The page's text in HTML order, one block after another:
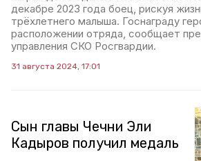
декабре 2023 года боец, рискуя
трёхлетнего малыша. Госнаграду
расположении отряда, сообщает
управления СКО Росгвардии.
31 августа 2024, 17:01
Сын главы Чечни Эли
Кадыров получил медаль